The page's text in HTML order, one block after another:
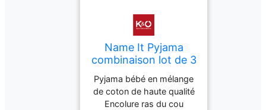
Name It Pyjama
combinaison lot de 3
NBNNIGHTSUIT
beige 80
Pyjama bébé en mélange
de coton de haute qualité
Encolure ras du cou